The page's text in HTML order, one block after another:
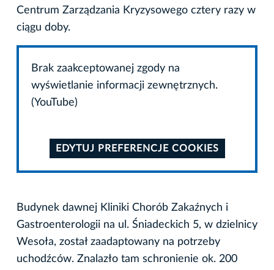
Centrum Zarządzania Kryzysowego cztery razy w
ciągu doby.
Brak zaakceptowanej zgody na
wyświetlanie informacji zewnętrznych.
(YouTube)
EDYTUJ PREFERENCJE COOKIES
Budynek dawnej Kliniki Chorób Zakaźnych i
Gastroenterologii na ul. Śniadeckich 5, w dzielnicy
Wesoła, został zaadaptowany na potrzeby
uchodźców. Znalazło tam schronienie ok. 200